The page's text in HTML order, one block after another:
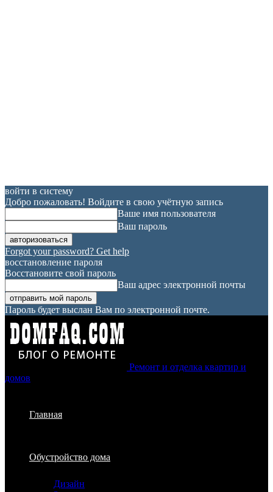
войти в систему
Добро пожаловать! Войдите в свою учётную запись
Ваше имя пользователя
Ваш пароль
Forgot your password? Get help
восстановление пароля
Восстановите свой пароль
Ваш адрес электронной почты
Пароль будет выслан Вам по электронной почте.
Ремонт и отделка квартир и
домов
Главная
Обустройство дома
Дизайн